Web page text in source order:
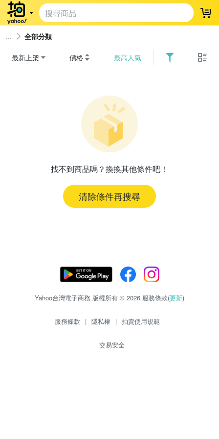
登
全部分類
最新上架 價格 最高人氣
找不到商品嗎？換換其他條件吧！
清除條件再搜尋
Yahoo台灣電子商務 版權所有 © 2026 服務條款(更新)
服務條款 | 隱私權 | 拍賣使用規範
交易安全